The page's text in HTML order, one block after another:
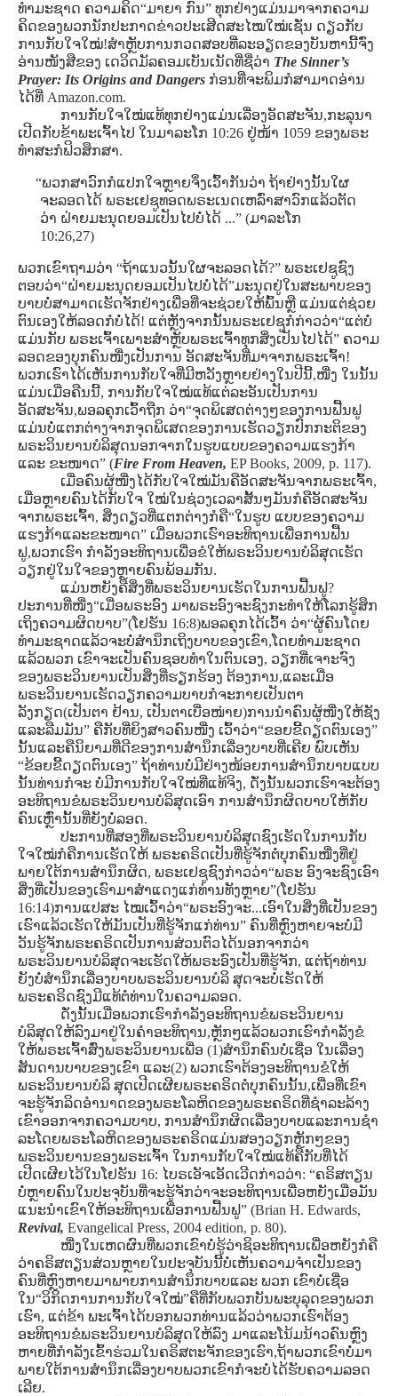
ທໍາມະຊາດ ຄວາມຄິດ“ມາຍາ ກົນ” ທຸກຢ່າງແມ່ນມາຈາກຄວາມ
ຄິດຂອງພວກນັກປະກາດຂ່າວປະເສີດສະໄໝໃໝ່ເຊັ່ນ ດຽວກັບ
ການກັບໃຈໃໝ່!ສໍາຫຼັບການກວດສອບທີ່ລະອຽດຂອງບັນຫານີ້ຈົ່ງ
ອ່ານໜັງສືຂອງ ເດວິດມັລຄອມເບັນເນັດທີ່ຊື່ວ່າ The Sinner’s
Prayer: Its Origins and Dangers ກ່ອນທີ່ຈະພິມກໍສາມາດອ່ານ
ໄດ້ທີ່ Amazon.com.
ການກັບໃຈໃໝ່ແທ້ທຸກຢ່າງແມ່ນເລື່ອງອັດສະຈັນ,ກະລຸນາ
ເປີດກັບຂ້າພະເຈົ້າໄປ ໃນມາລະໂກ 10:26 ຢູ່ໜ້າ 1059 ຂອງພຣະ
ທໍາສະກໍຟິວສຶກສາ.
“ພວກສາວົກກໍແປກໃຈຫຼາຍຈຶ່ງເວົ້າກັນວ່າ ຖ້າຢ່າງນັ້ນໃຜ
ຈະລອດໄດ້ ພຣະເຢຊູທອດພຣະເນດເຫລົ່າສາວົກແລ້ວຕັດ
ວ່າ ຝ່າຍມະນຸດຍອມເປັນໄປບໍ່ໄດ້ ...” (ມາລະໂກ
10:26,27)
ພວກເຂົາຖາມວ່າ “ຖ້າແນວນັ້ນໃຜຈະລອດໄດ້?” ພຣະເຢຊູຊົງ
ຕອບວ່າ“ຝ່າຍມະນຸດຍອມເປັນໄປບໍ່ໄດ້”ມະນຸດຢູ່ໃນສະພາບຂອງ
ບາບບໍ່ສາມາດເຮັດຈັກຢ່າງເພື່ອທີ່ຈະຊ່ວຍໃຫ້ພົ້ນຫຼື ແມ່ນແຕ່ຊ່ວຍ
ຕົນເອງໃຫ້ລອດກໍບໍ່ໄດ້! ແຕ່ຫຼັງຈາກນັ້ນພຣະເຢຊູກໍກ່າວວ່າ“ແຕ່ບໍ່
ແມ່ນກັບ ພຣະເຈົ້າເພາະສໍາຫຼັບພຣະເຈົ້າທຸກສິ່ງເປັນໄປໄດ້” ຄວາມ
ລອດຂອງບຸກຄົນໜື່ງເປັນການ ອັດສະຈັນທີ່ມາຈາກພຣະເຈົ້າ!
ພວກເຮົາໄດ້ເຫັນການກັບໃຈທີ່ມີຫວັງຫຼາຍຢ່າງໃນປີນີ້,ໜື່ງ ໃນນັ້ນ
ແມ່ນເມື່ອຄືນນີ້, ການກັບໃຈໃໝ່ແທ້ແຕ່ລະອັນເປັນການ
ອັດສະຈັນ,ພອລຄຸກເວົ້າຖືກ ວ່າ“ຈຸດພິເສດຕ່າງໆຂອງການຟື້ນຟູ
ແມ່ນບໍ່ແຕກຕ່າງຈາກຈຸດພິເສດຂອງການເຮັດວຽກປົກກະຕິຂອງ
ພຣະວິນຍານບໍລິສຸດນອກຈາກໃນຮູບແບບຂອງຄວາມແຮງກ້າ
ແລະ ຂະໜາດ” (Fire From Heaven, EP Books, 2009, p. 117).
ເມື່ອຄົນຜູ້ໜື່ງໄດ້ກັບໃຈໃໝ່ມັນຄືອັດສະຈັນຈາກພຣະເຈົ້າ,
ເມື່ອຫຼາຍຄົນໄດ້ກັບໃຈ ໃໝ່ໃນຊ່ວງເວລາສັ້ນໆມັນກໍຄືອັດສະຈັນ
ຈາກພຣະເຈົ້າ, ສິ່ງດຽວທີ່ແຕກຕ່າງກໍຄື“ໃນຮູບ ແບບຂອງຄວາມ
ແຮງກ້າແລະຂະໜາດ” ເມື່ອພວກເຮົາອະທິຖານເພື່ອການຟື້ນ
ຟູ,ພວກເຮົາ ກໍາລັງອະທິຖານເພື່ອຂໍໃຫ້ພຣະວິນຍານບໍລິສຸດເຮັດ
ວຽກຢູ່ໃນໃຈຂອງຫຼາຍຄົນພ້ອມກັນ.
ແມ່ນຫຍັງຄືສິ່ງທີ່ພຣະວິນຍານເຮັດໃນການຟື້ນຟູ?
ປະການທີ່ໜື່ງ“ເມື່ອພຣະອົງ ມາພຣະອົງຈະຊົງກະທໍາໃຫ້ໂລກຮູ້ສຶກ
ເຖິງຄວາມຜິດບາບ”(ໂຢຮັນ 16:8)ພອລຄຸກໄດ້ເວົ້າ ວ່າ“ຜູ້ຄົນໂດຍ
ທໍາມະຊາດແລ້ວຈະບໍ່ສໍານຶກເຖິງບາບຂອງເຂົາ,ໂດຍທໍາມະຊາດ
ແລ້ວພວກ ເຂົາຈະເປັນຄົນຊອບທໍາໃນຕົນເອງ, ວຽກທີ່ເຈາະຈົງ
ຂອງພຣະວິນຍານເປັນສິ່ງທີ່ຮຽກຮ້ອງ ຕ້ອງການ,ແລະເມື່ອ
ພຣະວິນຍານເຮັດວຽກຄວາມບາບກໍຈະກາຍເປັນຕາ
ລັງກຽດ(ເປັນຕາ ຢ້ານ, ເປັນຕາເບື່ອໜ່າຍ)ການນໍາຄົນຜູ້ໜື່ງໃຫ້ຊັງ
ແລະລືມມັນ” ຄືກັບທີ່ຍິງສາວຄົນໜື່ງ ເວົ້າວ່າ“ຂອຍຂີ້ດຽດຕົນເອງ”
ນັ້ນແລະຄືນິຍາມທີ່ດີຂອງການສໍານຶກເລື່ອງບາບທີ່ເຄີຍ ພົບເຫັນ
“ຂ້ອຍຂີ້ດຽດຕົນເອງ” ຖ້າທ່ານບໍ່ມີຢ່າງໜ້ອຍການສໍານຶກບາບແບບ
ນັ້ນທ່ານກໍຈະ ບໍ່ມີການກັບໃຈໃໝ່ທີ່ແທ້ຈິງ, ດັ່ງນັ້ນພວກເຮົາຈະຕ້ອງ
ອະທິຖານຂໍພຣະວິນຍານບໍລິສຸດເອົາ ການສໍານຶກຜິດບາບໃຫ້ກັບ
ຄົນເຫຼົ່ານັ້ນທີ່ຍັງບໍ່ລອດ.
ປະການທີ່ສອງທີ່ພຣະວິນຍານບໍລິສຸດຊົງເຮັດໃນການກັບ
ໃຈໃໝ່ກໍຄືການເຮັດໃຫ້ ພຣະຄຣິດເປັນທີ່ຮູ້ຈັກຕໍ່ບຸກຄົນໜື່ງທີ່ຢູ່
ພາຍໃຕ້ການສໍານຶກຜິດ, ພຣະເຢຊູຊົງກ່າວວ່າ“ພຣະ ອົງຈະຊົງເອົາ
ສິ່ງທີ່ເປັນຂອງເຮົາມາສໍາແດງແກ່ທ່ານທັງຫຼາຍ”(ໂຢຮັນ
16:14)ການແປສະ ໄໝເວົ້າວ່າ“ພຣະອົງຈະ...ເອົາໃນສິ່ງທີ່ເປັນຂອງ
ເຮົາແລ້ວເຮັດໃຫ້ມັນເປັນທີ່ຮູ້ຈັກແກ່ທ່ານ” ຄົນທີ່ຫຼົງຫາຍຈະບໍ່ມີ
ວັນຮູ້ຈັກພຣະຄຣິດເປັນການສ່ວນຕົວໄດ້ນອກຈາກວ່າ
ພຣະວິນຍານບໍລິສຸດຈະເຮັດໃຫ້ພຣະອົງເປັນທີ່ຮູ້ຈັກ, ແຕ່ຖ້າທ່ານ
ຍັງບໍ່ສໍານຶກເລື່ອງບາບພຣະວິນຍານບໍລິ ສຸດຈະບໍ່ເຮັດໃຫ້
ພຣະຄຣິດຊົງມີແທ້ຕໍ່ທ່ານໃນຄວາມລອດ.
ດັ່ງນັ້ນເມື່ອພວກເຮົາກໍາລັງອະທິຖານຂໍພຣະວິນຍານ
ບໍລິສຸດໃຫ້ລົງມາຢູ່ໃນຄໍາອະທິຖານ,ຫຼັກໆແລ້ວພວກເຮົາກໍາລັງຂໍ
ໃຫ້ພຣະເຈົ້າສົ່ງພຣະວິນຍານເພື່ອ (1)ສໍານຶກຄົນບໍ່ເຊື່ອ ໃນເລື່ອງ
ສັນດານບາບຂອງເຂົາ ແລະ(2) ພວກເຮົາຕ້ອງອະທິຖານຂໍໃຫ້
ພຣະວິນຍານບໍລິ ສຸດເປີດເຜີຍພຣະຄຣິດຕໍ່ບຸກຄົນນັ້ນ,ເພື່ອທີ່ເຂົາ
ຈະຮູ້ຈັກລິດອໍານາດຂອງພຣະໂລຫິດຂອງພຣະຄຣິດທີ່ຊໍາລະລ້າງ
ເຂົາອອກຈາກຄວາມບາບ, ການສໍານຶກຜິດເລື່ອງບາບແລະການຊໍາ
ລະໂດຍພຣະໂລຫິດຂອງພຣະຄຣິດແມ່ນສອງວຽກຫຼັກໆຂອງ
ພຣະວິນຍານຂອງພຣະເຈົ້າ ໃນການກັບໃຈໃໝ່ແທ້ຄືກັບທີ່ໄດ້
ເປີດເຜີຍໄວ້ໃນໂຢຮັນ 16: ໄບຣເອັຈເອັດເວີດກ່າວວ່າ: “ຄຣິສຕຽນ
ບໍ່ຫຼາຍຄົນໃນປະຈຸບັນທີ່ຈະຮູ້ຈັກວ່າຈະອະທິຖານເພື່ອຫຍັງເມື່ອມັນ
ແນະນໍາເຂົາໃຫ້ອະທິຖານເພື່ອການຟື້ນຟູ” (Brian H. Edwards,
Revival, Evangelical Press, 2004 edition, p. 80).
ໜື່ງໃນເຫດຜົນທີ່ພວກເຂົາບໍ່ຮູ້ວ່າຊິອະທິຖານເພື່ອຫຍັງກໍຄື
ວ່າຄຣິສຕຽນສ່ວນຫຼາຍໃນປະຈຸບັນນີ້ບໍ່ເຫັນຄວາມຈໍາເປັນຂອງ
ຄົນທີ່ຫຼົງຫາຍມາພາຍການສໍານຶກບາບແລະ ພວກ ເຂົາບໍ່ເຊື່ອ
ໃນ“ວິກິດການການກັບໃຈໃໝ່”ຄືທີ່ກັບພວກບັນພະບຸລຸດຂອງພວກ
ເຮົາ, ແຕ່ຂ້າ ພະເຈົ້າໄດ້ບອກພວກທ່ານແລ້ວວ່າພວກເຮົາຕ້ອງ
ອະທິຖານຂໍພຣະວິນຍານບໍລິສຸດໃຫ້ລົງ ມາແລະໂນ້ມນ້າວຄົນຫຼົງ
ຫາຍທີ່ກໍາລັງເຂົ້າຮ່ວມໃນຄຣິສຕະຈັກຂອງເຮົາ,ຖ້າພວກເຂົາບໍ່ມາ
ພາຍໃຕ້ການສໍານຶກເລື່ອງບາບພວກເຂົາກໍຈະບໍ່ໄດ້ຮັບຄວາມລອດ
ເລີຍ.